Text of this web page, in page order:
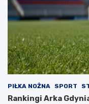
PIŁKA NOŻNA SPORT
Rankingi Arka